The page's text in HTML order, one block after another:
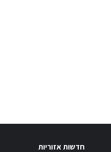
חדשות אזוריות